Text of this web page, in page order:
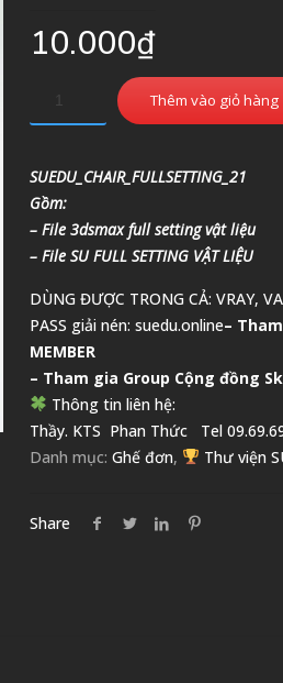
10.000₫
Thêm vào giỏ hàng
SUEDU_CHAIR_FULLSETTING_21
Gồm:
– File 3dsmax full setting vật liệu
– File SU FULL SETTING VẬT LIỆU
DÙNG ĐƯỢC TRONG CẢ: VRAY,
PASS giải nén: suedu.online–
MEMBER
– Tham gia Group Cộng đồng
Thông tin liên hệ:
Thầy. KTS Phan ThứcTel
Danh mục: Ghế đơn, Thư viện
Share